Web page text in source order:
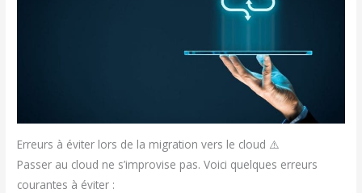
Erreurs à éviter lors de la migration vers le cloud ⚠️
Passer au cloud ne s’improvise pas. Voici quelques erreurs
courantes à éviter :